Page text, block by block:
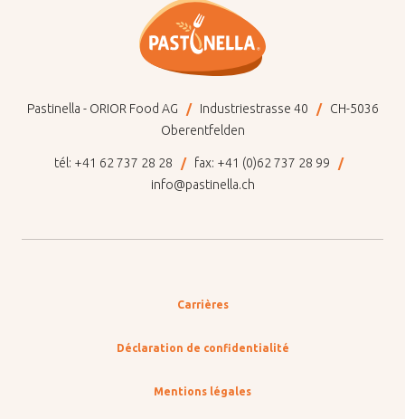
Pastinella - ORIOR Food AG Industriestrasse 40
CH-5036
Oberentfelden
tél: +41 62 737 28 28 fax: +41 (0)62 737 28 99
info@pastinella.ch
Carrières
Déclaration de confidentialité
Mentions légales